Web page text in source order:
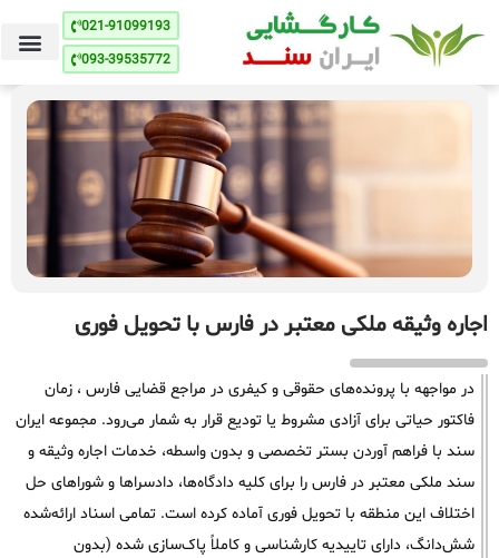
021-91099193
093-39535772
اجاره وثیقه ملکی معتبر در فارس با تحویل فوری
در مواجهه با پرونده‌های حقوقی و کیفری در مراجع قضایی فارس ، زمان
فاکتور حیاتی برای آزادی مشروط یا تودیع قرار به شمار می‌رود. مجموعه ایران
سند با فراهم آوردن بستر تخصصی و بدون واسطه، خدمات اجاره وثیقه و
سند ملکی معتبر در فارس را برای کلیه دادگاه‌ها، دادسراها و شوراهای حل
اختلاف این منطقه با تحویل فوری آماده کرده است. تمامی اسناد ارائه‌شده
شش‌دانگ، دارای تاییدیه کارشناسی و کاملاً پاک‌سازی شده (بدون